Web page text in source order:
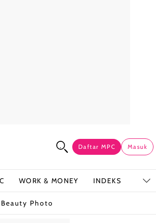
Daftar MPC Masuk
WORK & MONEY INDEKS
Beauty Photo